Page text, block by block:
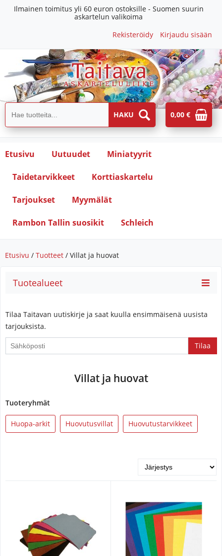
Ilmainen toimitus yli 60 euron ostoksille - Suomen suurin
askartelun valikoima
Rekisteröidy
Kirjaudu sisään
0,00 €
Etusivu Uutuudet Miniatyyrit
Taidetarvikkeet Korttiaskartelu
Tarjoukset Myymälät
Rambon Tallin suosikit Schleich
Etusivu / Tuotteet / Villat ja huovat
Tuotealueet
Tilaa Taitavan uutiskirje ja saat kuulla ensimmäisenä uusista
tarjouksista.
you
ignore
this
field
Villat ja huovat
Tuoteryhmät
Huopa-arkit Huovutusvillat Huovutustarvikkeet